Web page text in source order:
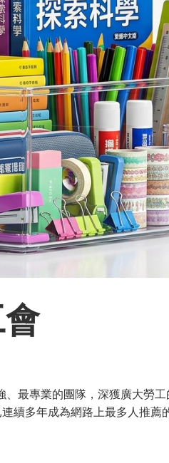
最專業的團隊，深獲廣大勞
續多年成為網路上最多人推